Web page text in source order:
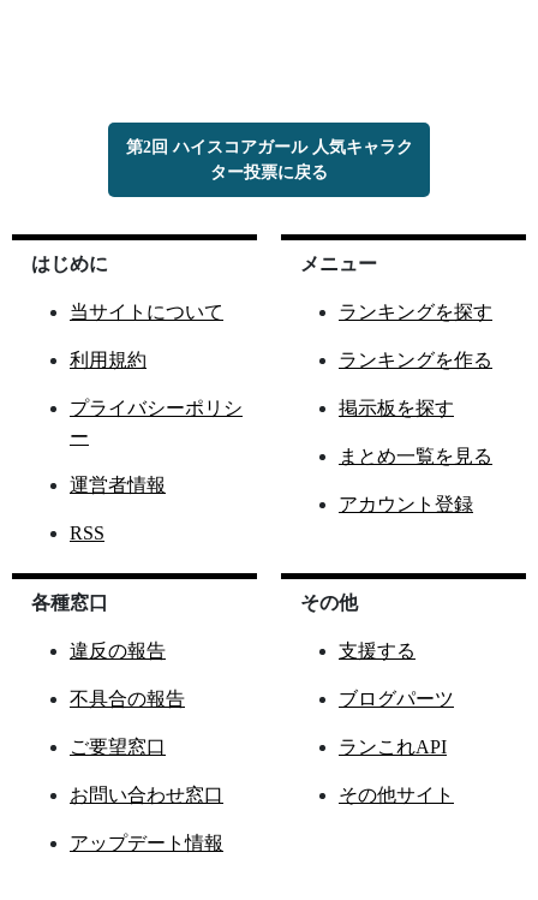
第2回 ハイスコアガール 人気キャラク
ター投票に戻る
はじめに
当サイトについて
利用規約
プライバシーポリシ
ー
運営者情報
RSS
メニュー
ランキングを探す
ランキングを作る
掲示板を探す
まとめ一覧を見る
アカウント登録
各種窓口
違反の報告
不具合の報告
ご要望窓口
お問い合わせ窓口
アップデート情報
その他
支援する
ブログパーツ
ランこれAPI
その他サイト